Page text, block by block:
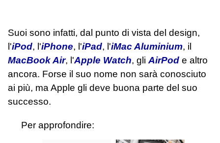
Suoi sono infatti, dal punto di vista del design,
l'iPod, l'iPhone, l'iPad, l'iMac Aluminium, il
MacBook Air, l'Apple Watch, gliAirPod e altro
ancora. Forse il suo nome non sarà conosciuto
ai più, ma Apple gli deve buona parte del suo
successo.
Per approfondire: